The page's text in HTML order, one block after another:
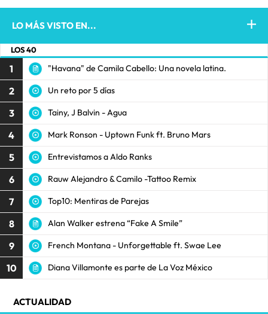
LO MÁS VISTO EN...
LOS 40
1 "Havana" de Camila Cabello: Una novela latina.
2 Un reto por 5 días
3 Tainy, J Balvin - Agua
4 Mark Ronson - Uptown Funk ft. Bruno Mars
5 Entrevistamos a Aldo Ranks
6 Rauw Alejandro & Camilo -Tattoo Remix
7 Top10: Mentiras de Parejas
8 Alan Walker estrena “Fake A Smile”
9 French Montana - Unforgettable ft. Swae Lee
10 Diana Villamonte es parte de La Voz México
ACTUALIDAD